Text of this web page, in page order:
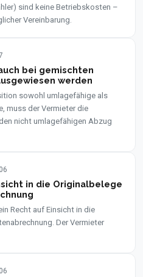
sind keine Betriebskosten –
Vereinbarung.
bei gemischten
werden
sowohl umlagefähige als
muss der Vermieter die
nicht umlagefähigen Abzug
in die Originalbelege
Recht auf Einsicht in die
Der Vermieter